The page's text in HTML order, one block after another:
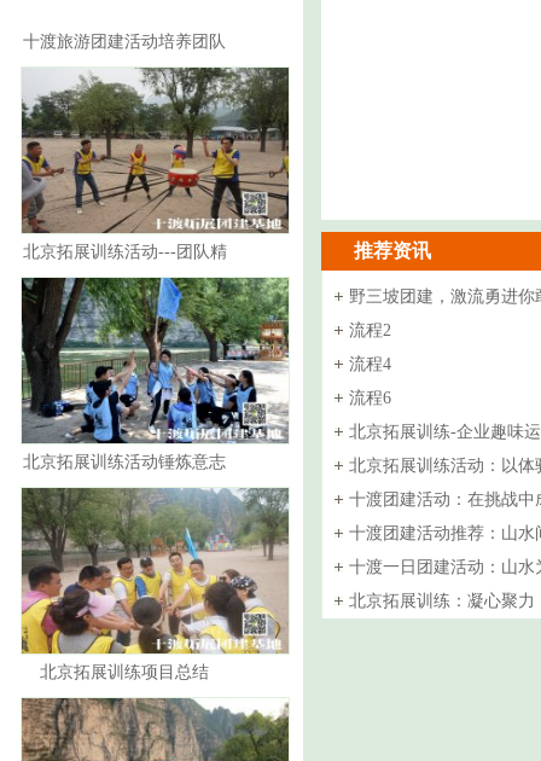
十渡旅游团建活动培养团队
合作精神
北京拓展训练活动---团队精
神的意义
北京拓展训练活动锤炼意志
品德
北京拓展训练项目总结
推荐资讯
野三坡团建，激流勇进
日必打卡
流程2
流程4
流程6
北京拓展训练-企业趣味
北京拓展训练活动：以体
作赋能企业
十渡团建活动：在挑战中
力量十渡团建活动推荐：山水
行十渡一日团建活动：山水
队新蓝图
北京拓展训练：凝心聚力